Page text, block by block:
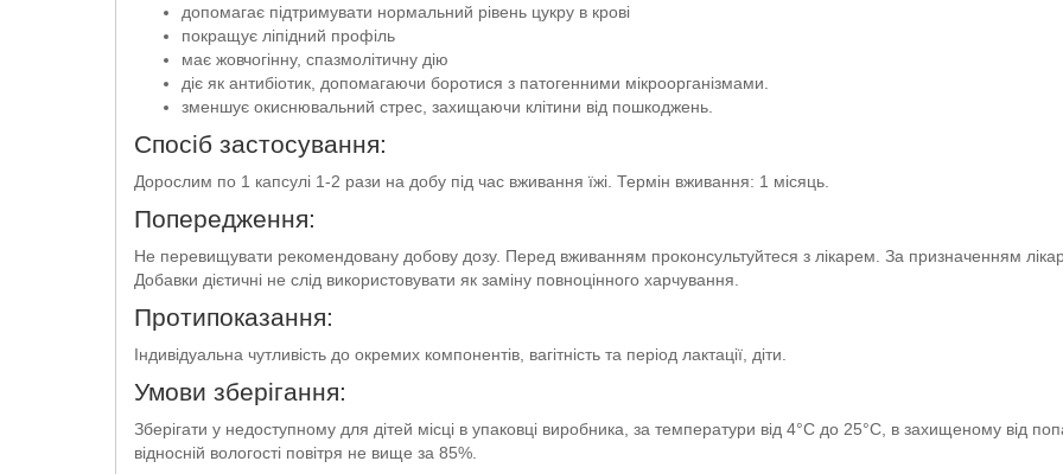
допомагає підтримувати нормальний рівень цукру в крові
покращує ліпідний профіль
має жовчогінну, спазмолітичну дію
діє як антибіотик, допомагаючи боротися з патогенними мікроорганізмами.
зменшує окиснювальний стрес, захищаючи клітини від пошкоджень.
Спосіб застосування:
Дорослим по 1 капсулі 1-2 рази на добу під час вживання їжі. Термін вживання: 1 місяць.
Попередження:
Не перевищувати рекомендовану добову дозу. Перед вживанням проконсультуйтеся з лікарем. За призначенням
Добавки дієтичні не слід використовувати як заміну повноцінного харчування.
Протипоказання:
Індивідуальна чутливість до окремих компонентів, вагітність та період лактації, діти.
Умови зберігання:
Зберігати у недоступному для дітей місці в упаковці виробника, за температури від 4°С до 25°С, в захищеному від
відносній вологості повітря не вище за 85%.